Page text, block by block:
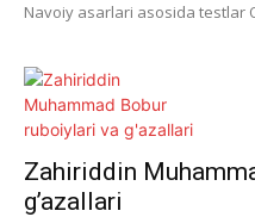
Navoiy asarlari asosida testlar
Zahiriddin
g’azallari